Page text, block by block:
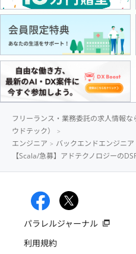
フリーランス・業務委託の求人情報
ウドテック）
エンジニア
バックエンドエンジニア
【Scala/急募】アドテクノロジーの
パラレルジャーナル
利用規約